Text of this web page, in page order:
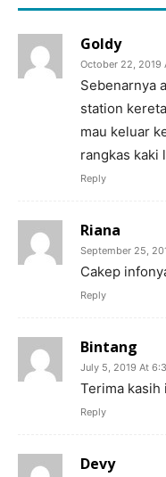
Goldy
October 22, 2019
Sebenarnya
station
mau keluar
rangkas kaki
Reply
Riana
September 25,
Cakep
Reply
Bintang
July 5, 2019 At
Terima kasih
Reply
Devy